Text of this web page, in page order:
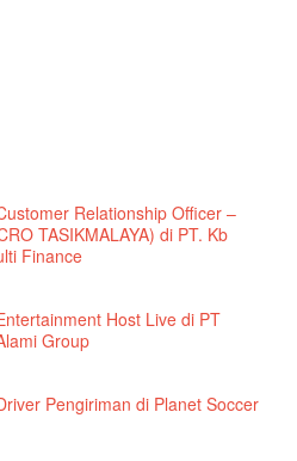
Relationship Officer –
TASIKMALAYA) di PT. Kb
Finance
Host Live di PT
Group
Pengiriman di Planet Soccer